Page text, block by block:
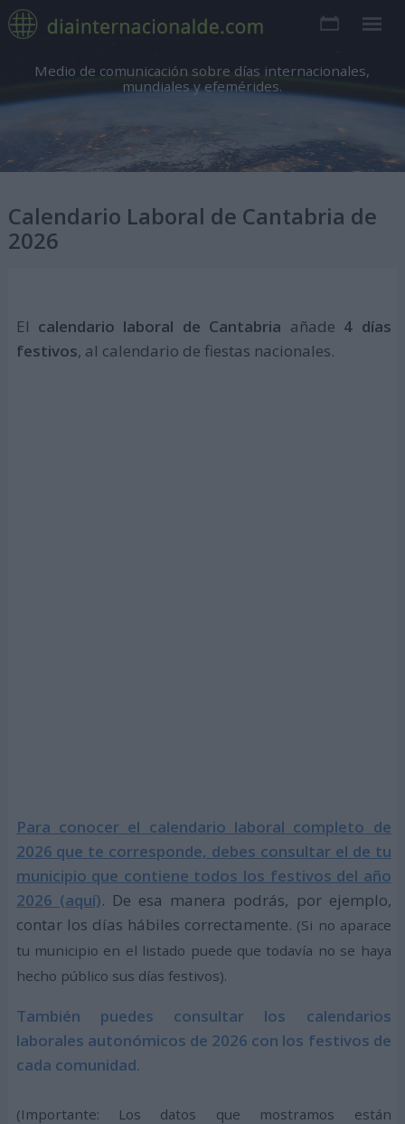
Medio de comunicación sobre días internacionales,
mundiales y efemérides.
Calendario Laboral de Cantabria de
2026
El calendario laboral de Cantabria añade 4 días
festivos, al calendario de fiestas nacionales.
Para conocer el calendario laboral completo de
2026 que te corresponde, debes consultar el de tu
municipio que contiene todos los festivos del año
2026 (aquí). De esa manera podrás, por ejemplo,
contar los días hábiles correctamente. (Si no aparace
tu municipio en el listado puede que todavía no se haya
hecho público sus días festivos).
También puedes consultar los calendarios
laborales autonómicos de 2026 con los festivos de
cada comunidad.
(Importante: Los datos que mostramos están